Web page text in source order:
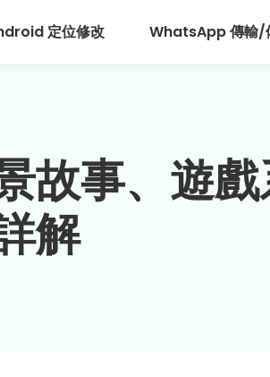
定位修改 WhatsApp 傳輸/
故事、遊
解